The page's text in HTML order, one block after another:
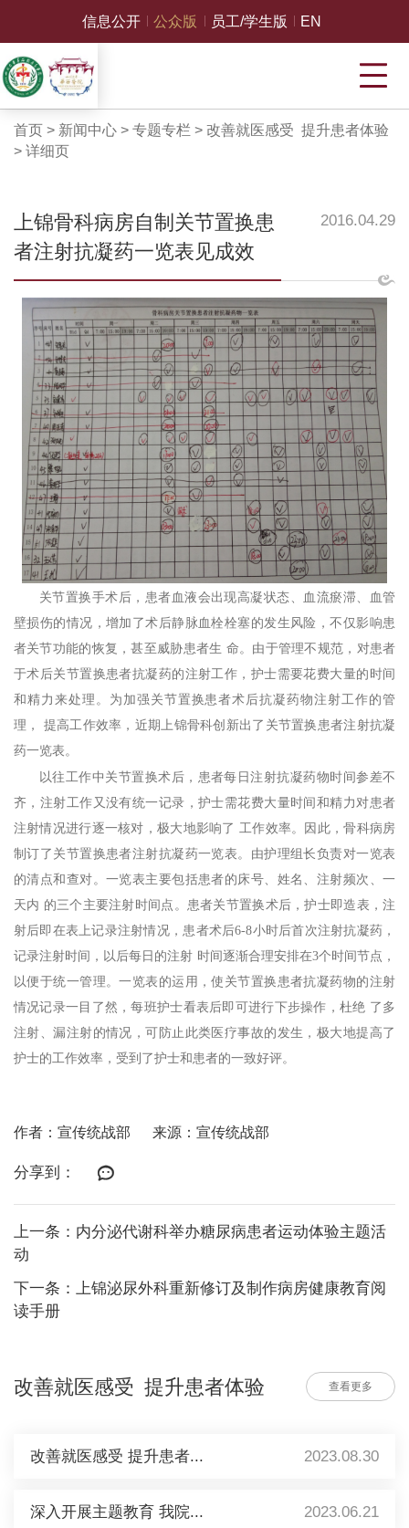
信息公开 公众版 员工/学生版 EN
首页 > 新闻中心> 专题专栏 > 改善就医感受 提升患者体验
> 详细页
上锦骨科病房自制关节置换患
者注射抗凝药一览表见成效
2016.04.29
关节置换手术后，患者血液会出现高凝状态、血流瘀滞、血管
壁损伤的情况，增加了术后静脉血栓栓塞的发生风险，不仅影响患
者关节功能的恢复，甚至威胁患者生 命。由于管理不规范，对患者
于术后关节置换患者抗凝药的注射工作，护士需要花费大量的时间
和精力来处理。为加强关节置换患者术后抗凝药物注射工作的管
理， 提高工作效率，近期上锦骨科创新出了关节置换患者注射抗凝
药一览表。
以往工作中关节置换术后，患者每日注射抗凝药物时间参差不
齐，注射工作又没有统一记录，护士需花费大量时间和精力对患者
注射情况进行逐一核对，极大地影响了 工作效率。因此，骨科病房
制订了关节置换患者注射抗凝药一览表。由护理组长负责对一览表
的清点和查对。一览表主要包括患者的床号、姓名、注射频次、一
天内 的三个主要注射时间点。患者关节置换术后，护士即造表，注
射后即在表上记录注射情况，患者术后6-8小时后首次注射抗凝药，
记录注射时间，以后每日的注射 时间逐渐合理安排在3个时间节点，
以便于统一管理。一览表的运用，使关节置换患者抗凝药物的注射
情况记录一目了然，每班护士看表后即可进行下步操作，杜绝 了多
注射、漏注射的情况，可防止此类医疗事故的发生，极大地提高了
护士的工作效率，受到了护士和患者的一致好评。
作者：宣传统战部 来源：宣传统战部
分享到：
上一条：内分泌代谢科举办糖尿病患者运动体验主题活
动
下一条：上锦泌尿外科重新修订及制作病房健康教育阅
读手册
改善就医感受 提升患者体验 查看更多
改善就医感受 提升患者... 2023.08.30
深入开展主题教育 我院... 2023.06.21